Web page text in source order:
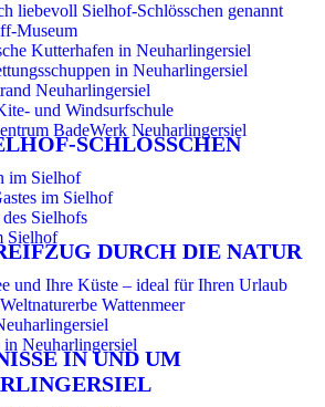
liebevoll Sielhof-Schlösschen genannt
Museum
Kutterhafen in Neuharlingersiel
in Neuharlingersiel
Neuharlingersiel
und Windsurfschule
BadeWerk Neuharlingersiel
SCHLÖSSCHEN
im Sielhof
im Sielhof
Sielhofs
Sielhof
DURCH DIE NATUR
und Ihre Küste – ideal für Ihren Urlaub
Wattenmeer
in Neuharlingersiel
IN UND UM